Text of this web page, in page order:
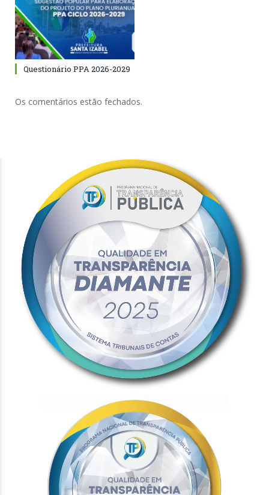
Questionário PPA 2026-2029
Os comentários estão fechados.